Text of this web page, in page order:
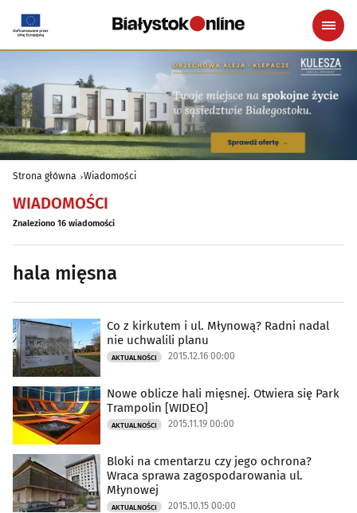
Strona główna Wiadomości
WIADOMOŚCI
Znaleziono 16 wiadomości
hala mięsna
Co z kirkutem i ul. Młynową? Radni nadal
nie uchwalili planu
AKTUALNOŚCI 2015.12.16 00:00
Nowe oblicze hali mięsnej. Otwiera się Park
Trampolin [WIDEO]
AKTUALNOŚCI 2015.11.19 00:00
Bloki na cmentarzu czy jego ochrona?
Wraca sprawa zagospodarowania ul.
Młynowej
AKTUALNOŚCI 2015.10.15 00:00